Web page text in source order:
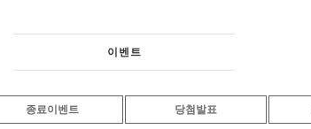
이벤트
종료이벤트 당첨발표